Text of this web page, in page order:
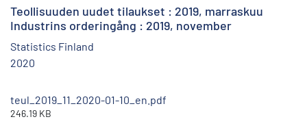
Teollisuuden uudet tilaukset : 2019, marraskuu
Industrins orderingång : 2019, november
Statistics Finland
2020
teul_2019_11_2020-01-10_en.pdf
246.19 KB